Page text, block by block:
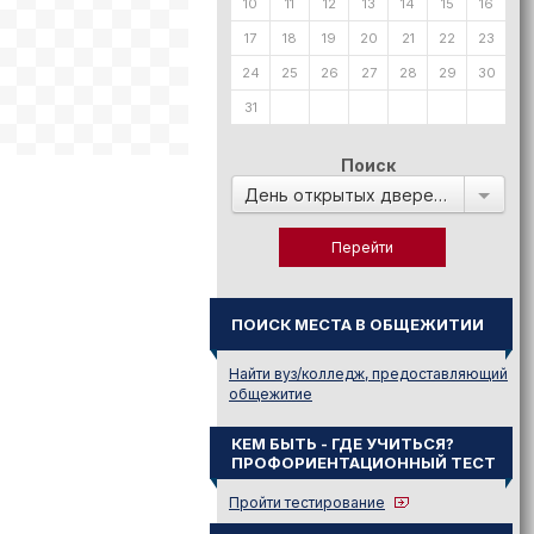
10 11 12 13 14 15 16
17 18 19 20 21 22 23
24 25 26 27 28 29 30
31
Поиск
День открытых дверей в:
ПОИСК МЕСТА В ОБЩЕЖИТИИ
Найти вуз/колледж, предоставляющий
общежитие
КЕМ БЫТЬ - ГДЕ УЧИТЬСЯ?
ПРОФОРИЕНТАЦИОННЫЙ ТЕСТ
Пройти тестирование